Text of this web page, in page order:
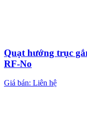
Quạt hướng trục
RF-No
Giá bán: Liên hệ